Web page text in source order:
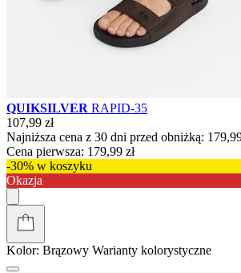
QUIKSILVER RAPID-35
107,99 zł
Najniższa cena z 30 dni przed obniżką:
Cena pierwsza: 179,99 zł
-30% w koszyku
Okazja
Kolor: Brązowy Warianty kolorystyczne